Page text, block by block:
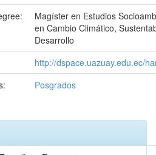
Magíster en Estudios
en Cambio Climático,
Desarrollo
http://dspace.uazuay.edu.ec/
Posgrados